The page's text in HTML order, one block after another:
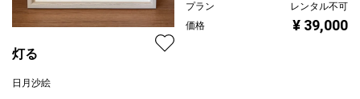
灯る
日月沙絵
プラン
レンタル不可
価格
¥ 39,000